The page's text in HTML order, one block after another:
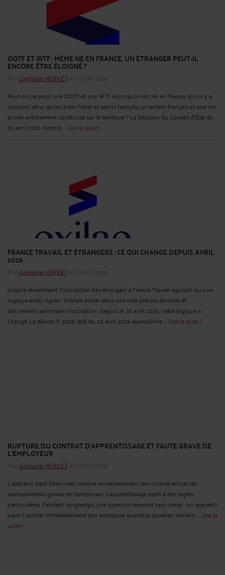
OQTF ET IRTF : MÊME NÉ EN FRANCE, UN ÉTRANGER PEUT-IL
ENCORE ÊTRE ÉLOIGNÉ ?
Par Grégoire HERVETle 03/06/2026
Peut-on recevoir une OQTF et une IRTF alors qu’on est né en France, qu’on y a
toujours vécu, qu’on a des frères et sœurs français, un enfant français et une vie
privée entièrement construite sur le territoire ? La décision du Conseil d’État du
10 avril 2026 montre ... Lire la suite >
FRANCE TRAVAIL ET ÉTRANGERS : CE QUI CHANGE DEPUIS AVRIL
2026
Par Grégoire HERVETle 29/05/2026
Jusqu’à récemment, l’inscription des étrangers à France Travail reposait sur une
logique assez rigide : il fallait entrer dans une liste précise de titres et
documents autorisant l’inscription. Depuis le 26 avril 2026, cette logique a
changé. Le décret n° 2026-308 du 24 avril 2026 abandonne ... Lire la suite >
RUPTURE DU CONTRAT D'APPRENTISSAGE ET FAUTE GRAVE DE
L'EMPLOYEUR
Par Grégoire HERVETle 27/05/2026
L'apprenti peut désormais rompre immédiatement son contrat en cas de
manquements graves de l’employeur L’apprentissage obéit à des règles
particulières. Pendant longtemps, une question revenait sans cesse : un apprenti
peut-il quitter immédiatement son entreprise quand la situation devient ... Lire la
suite >